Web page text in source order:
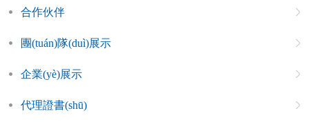
合作伙伴
團(tuán)隊(duì)展示
企業(yè)展示
代理證書(shū)